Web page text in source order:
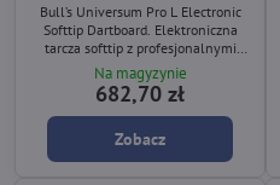
Bull’s Universum Pro L Electronic
Softtip Dartboard. Elektroniczna
tarcza softtip z profesjonalnymi
wymiarami i dwoma
wyświetlaczami LED.
Na magyzynie
682,70 zł
Zobacz